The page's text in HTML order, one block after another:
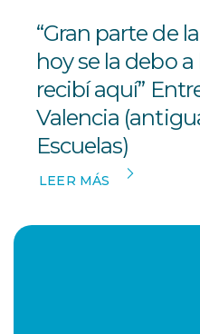
“Gran parte de
hoy se la debo
recibí aquí”
Valencia
Escuelas)
LEER MÁS